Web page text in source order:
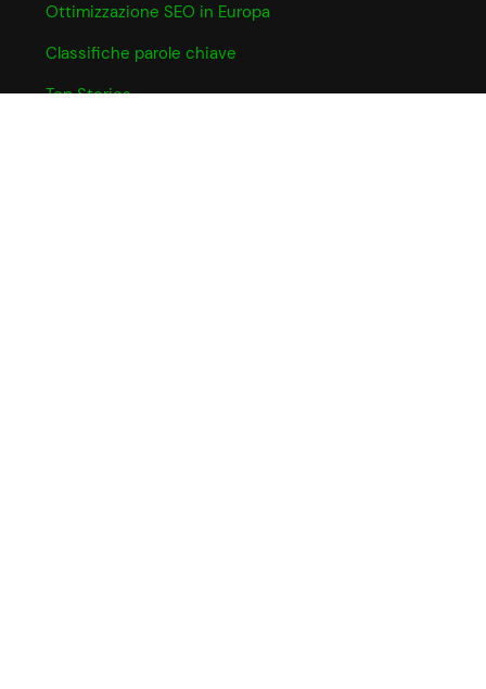
Ottimizzazione SEO in Europa
Classifiche parole chiave
Top Stories